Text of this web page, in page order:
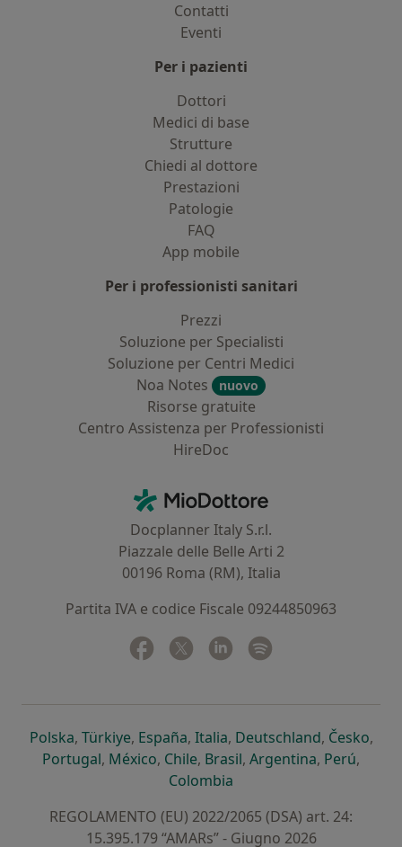
Contatti
Eventi
Per i pazienti
Dottori
Medici di base
Strutture
Chiedi al dottore
Prestazioni
Patologie
FAQ
App mobile
Per i professionisti sanitari
Prezzi
Soluzione per Specialisti
Soluzione per Centri Medici
Noa Notes
nuovo
Risorse gratuite
Centro Assistenza per Professionisti
HireDoc
MioDottore - Homepage
Docplanner Italy S.r.l.
Piazzale delle Belle Arti 2
00196 Roma (RM), Italia
Partita IVA e codice Fiscale 09244850963
Facebook
si apre in una nuova scheda
Twitter
si apre in una nuova scheda
Linkedin
si apre in una nuova
Polskasi apre in una nuova scheda
, Türkiyesi apre in una nuova scheda
, Españasi apre in una nuova scheda
, Italiasi apre in una nuova
, Deutschlandsi apre in
, Českosi
,
Portugalsi apre in una nuova scheda
, Méxicosi apre in una nuova scheda
, Chilesi apre in una nuova scheda
, Brasilsi apre in una nuova
, Argentinasi apre in
, Perúsi
,
Colombia
REGOLAMENTO (EU) 2022/2065 (DSA) art. 24:
15.395.179 “AMARs” - Giugno 2026